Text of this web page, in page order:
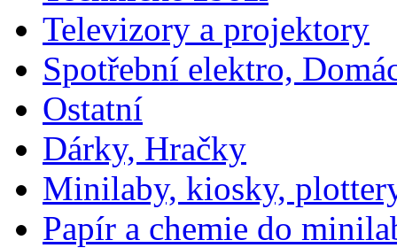
Televizory a projektory
Spotřební elektro,
Ostatní
Dárky, Hračky
Minilaby, kiosky,
Papír a chemie do